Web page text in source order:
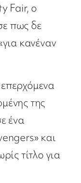
Fair, o
πως δε
κανέναν
της
ένα
και
τίτλο για